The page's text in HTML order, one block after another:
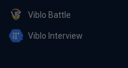
Viblo Battle
Viblo Interview